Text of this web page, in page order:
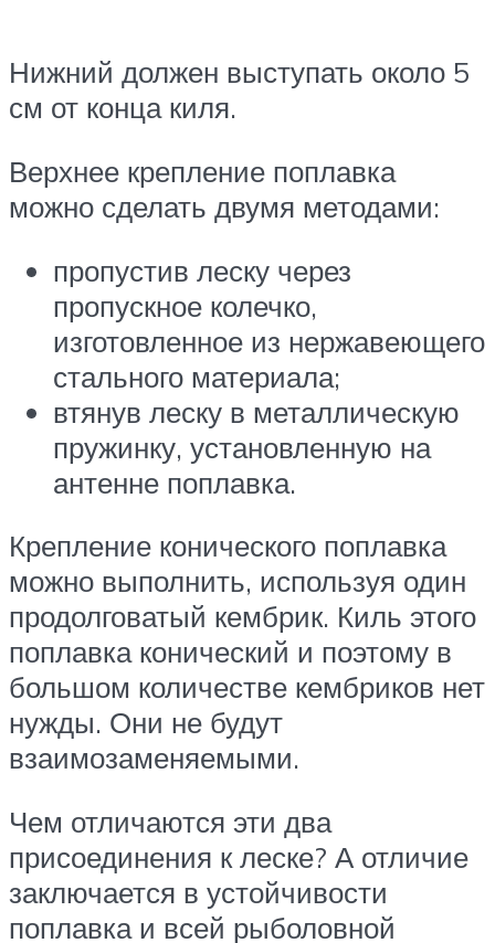
Нижний должен выступать около 5
см от конца киля.
Верхнее крепление поплавка
можно сделать двумя методами:
пропустив леску через
пропускное колечко,
изготовленное из нержавеющего
стального материала;
втянув леску в металлическую
пружинку, установленную на
антенне поплавка.
Крепление конического поплавка
можно выполнить, используя один
продолговатый кембрик. Киль этого
поплавка конический и поэтому в
большом количестве кембриков нет
нужды. Они не будут
взаимозаменяемыми.
Чем отличаются эти два
присоединения к леске? А отличие
заключается в устойчивости
поплавка и всей рыболовной